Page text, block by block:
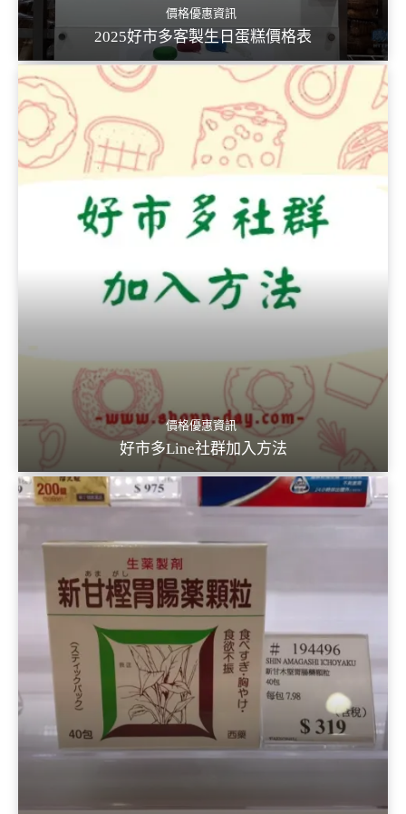
價格優惠資訊
2025好市多客製生日蛋糕價格表
價格優惠資訊
好市多Line社群加入方法